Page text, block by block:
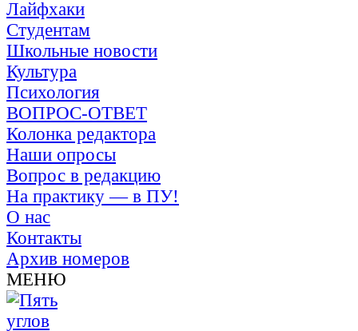
Лайфхаки
Студентам
Школьные новости
Культура
Психология
ВОПРОС-ОТВЕТ
Колонка редактора
Наши опросы
Вопрос в редакцию
На практику — в ПУ!
О нас
Контакты
Архив номеров
МЕНЮ